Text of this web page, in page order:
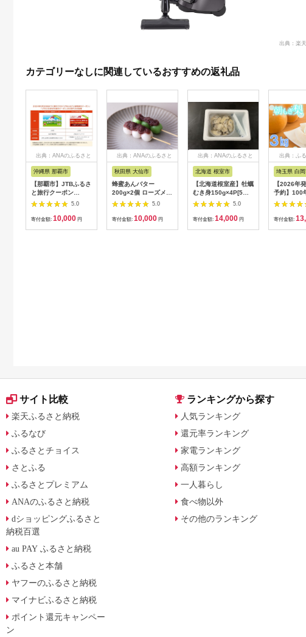
出典：楽
カテゴリーなしに関連しているおすすめの返礼品
出典：ANAのふるさと
沖縄県 那覇市
【那覇市】JTBふるさ
と旅行クーポン
（3,000円分）有効期
間3年（Eメール発
行）｜旅行 トラベル
5.0
寄付金額: 10,000 円
出典：ANAのふるさと
秋田県 大仙市
蜂蜜あんバター
200g×2個 ローズメイ
[あんバター はちみ
つ 発酵バター あん
こ 水あめ不使用 秋
5.0
寄付金額: 10,000 円
出典：ANAのふるさと
北海道 根室市
【北海道根室産】牡蠣
むき身150g×4P[5月
下旬以降発送] A-
5.0
寄付金額: 14,000 円
出典：ふ
埼玉県 白
【2026年
予約】100
史！！ ア
ムの「朝も
水・豊水・
寄付金額:
サイト比較
楽天ふるさと納税
ふるなび
ふるさとチョイス
さとふる
ふるさとプレミアム
ANAのふるさと納税
dショッピングふるさと
納税百選
au PAY ふるさと納税
ふるさと本舗
ヤフーのふるさと納税
マイナビふるさと納税
ポイント還元キャンペー
ン
ランキングから探す
人気ランキング
還元率ランキング
家電ランキング
高額ランキング
一人暮らし
食べ物以外
その他のランキング